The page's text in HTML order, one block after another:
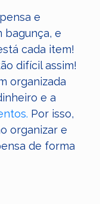
e
bagunça, e
cada item!
difícil assim!
organizada
e a
Por isso,
organizar e
de forma